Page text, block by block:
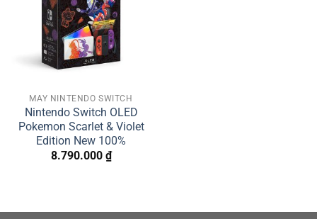
MÁY NINTENDO SWITCH
Nintendo Switch OLED
Pokemon Scarlet & Violet
Edition New 100%
8.790.000 ₫